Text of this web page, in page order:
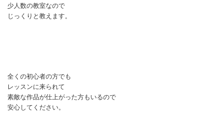
少人数の教室なので
じっくりと教えます。
全くの初心者の方でも
レッスンに来られて
素敵な作品が仕上がった方もいるので
安心してください。